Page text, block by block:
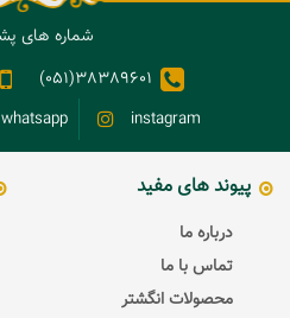
شماره های
38389601(051)
instagram
whatsapp
پیوند های مفید
درباره ما
تماس با ما
محصولات انگشتر